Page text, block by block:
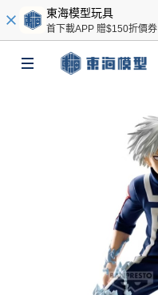
東海模型玩具
首下載APP 贈$150折價券